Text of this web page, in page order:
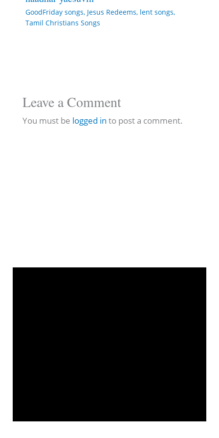
GoodFriday songs, Jesus Redeems, lent songs,
Tamil Christians Songs
Leave a Comment
You must be logged in to post a comment.